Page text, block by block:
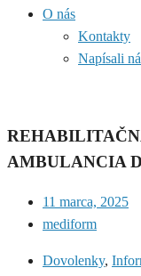
O nás
Kontakty
Napísali
AMBULANCIA
11 marca, 2025
mediform
Dovolenky,